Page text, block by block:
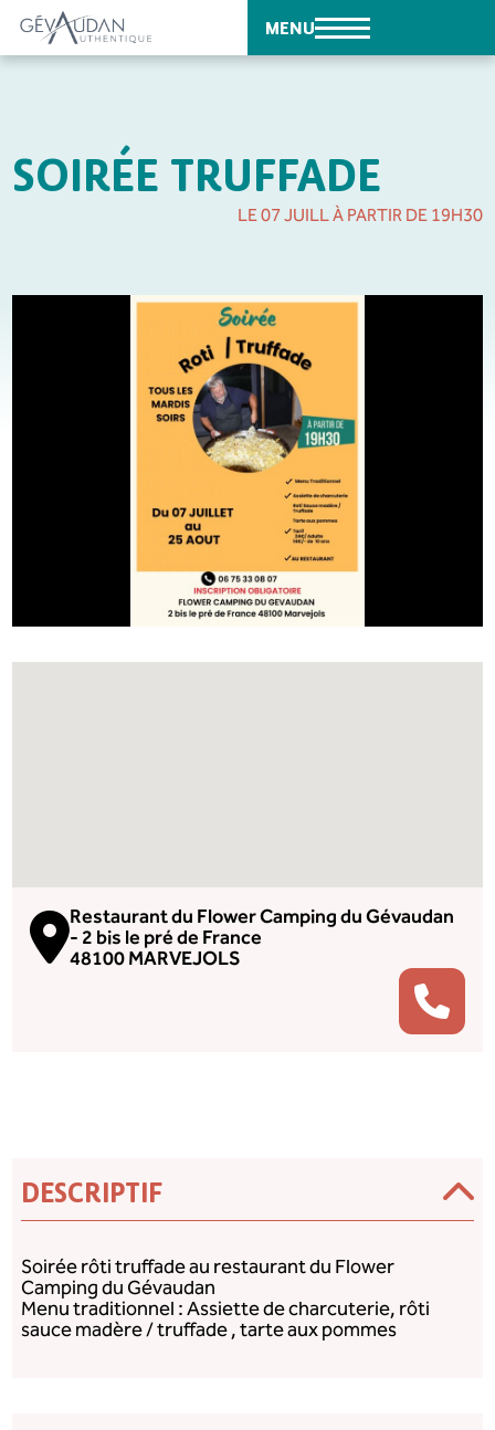
MENU
SOIRÉE TRUFFADE
LE 07 JUILL À PARTIR DE 19H30
Restaurant du Flower Camping du Gévaudan
- 2 bis le pré de France
48100 MARVEJOLS
DESCRIPTIF
Soirée rôti truffade au restaurant du Flower
Camping du Gévaudan
Menu traditionnel : Assiette de charcuterie, rôti
sauce madère / truffade , tarte aux pommes